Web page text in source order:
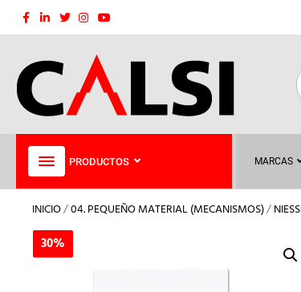
Saltar
PRODUCTOS MARCAS
INICIO/04. PEQUEÑO MATERIAL (MECANISMOS)/
30%
30%